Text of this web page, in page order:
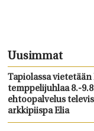
Uusimmat
Tapiolassa
temppelijuhlaa 8.-
ehtoopalvelus
arkkipiispa Elia